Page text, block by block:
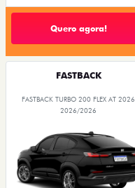
Quero agora!
FASTBACK
FASTBACK TURBO 200 FLEX AT 2026
2026/2026